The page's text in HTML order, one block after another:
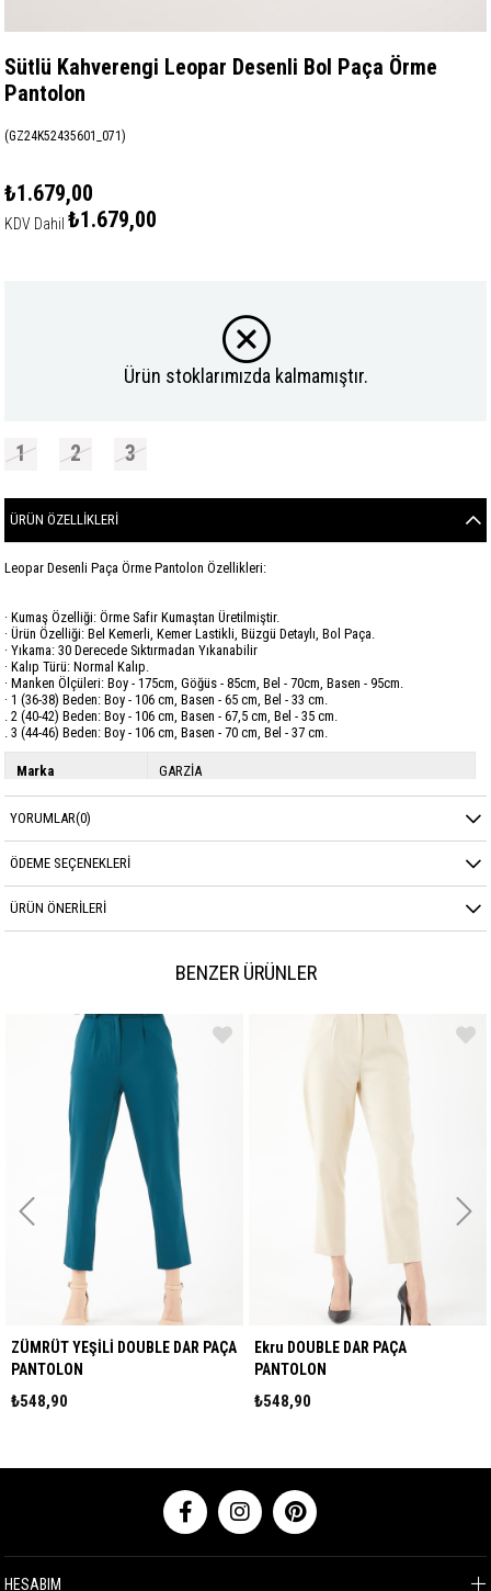
Sütlü Kahverengi Leopar Desenli Bol Paça Örme
Pantolon
(GZ24K52435601_071)
₺1.679,00
KDV Dahil ₺1.679,00
Ürün stoklarımızda kalmamıştır.
1 2 3
ÜRÜN ÖZELLIKLERI
Leopar Desenli Paça Örme Pantolon Özellikleri:
· Kumaş Özelliği: Örme Safir Kumaştan Üretilmiştir.
· Ürün Özelliği: Bel Kemerli, Kemer Lastikli, Büzgü Detaylı, Bol Paça.
· Yıkama: 30 Derecede Sıktırmadan Yıkanabilir
· Kalıp Türü: Normal Kalıp.
· Manken Ölçüleri: Boy - 175cm, Göğüs - 85cm, Bel - 70cm, Basen - 95cm.
· 1 (36-38) Beden: Boy - 106 cm, Basen - 65 cm, Bel - 33 cm.
. 2 (40-42) Beden: Boy - 106 cm, Basen - 67,5 cm, Bel - 35 cm.
. 3 (44-46) Beden: Boy - 106 cm, Basen - 70 cm, Bel - 37 cm.
Marka GARZİA
Kumaş Cinsi Örme Safir
YORUMLAR(0)
ÖDEME SEÇENEKLERI
ÜRÜN ÖNERILERI
BENZER ÜRÜNLER
ZÜMRÜT YEŞİLİ DOUBLE DAR PAÇA
PANTOLON
₺548,90
Ekru DOUBLE DAR PAÇA
PANTOLON
₺548,90
HESABIM